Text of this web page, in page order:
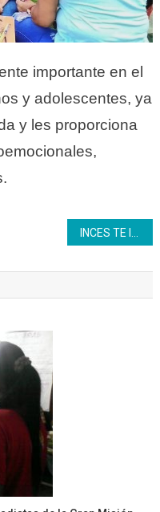
importante en el
y adolescentes, ya
y les proporciona